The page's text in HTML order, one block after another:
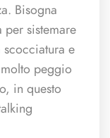
Bisogna
per sistemare
e
peggio
in questo